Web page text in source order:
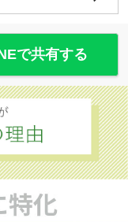
で共有する